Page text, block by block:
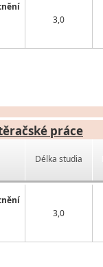
3,0
práce
Délka studia
3,0